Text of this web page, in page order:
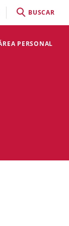
PERSONAL
BUSCAR